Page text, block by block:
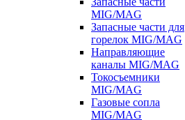
MIG/MAG
Запасные части для
горелок MIG/MAG
Направляющие
каналы MIG/MAG
Токосъемники
MIG/MAG
Газовые сопла
MIG/MAG